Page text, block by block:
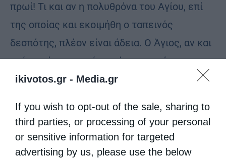
ikivotos.gr - Media.gr
If you wish to opt-out of the sale, sharing to
third parties, or processing of your personal
or sensitive information for targeted
advertising by us, please use the below
πρωί! Τι και αν η πολυθρόνα του Αγίου, επί
της οποίας και εκοιμήθη ο ταπεινός
δεσπότης, πλέον είναι άδεια. Ο Άγιος, αν και
ετάφη τόσο μακριά, και όμως, ευρίσκεται
δίπλα και ανάμεσά μας.
Και έμεινα στη θέση αυτή να τον εσκέπτομαι,
να τον κοιτάζω, να προσεύχομαι έως αργά το
πρωί!